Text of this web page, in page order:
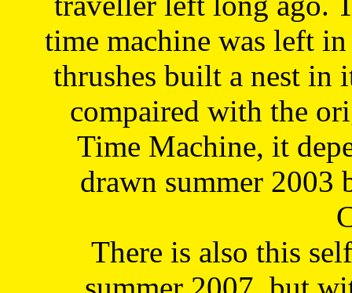
time machine was left
thrushes built a nest in
compaired with the
Time Machine, it
drawn summer 2003
There is also this